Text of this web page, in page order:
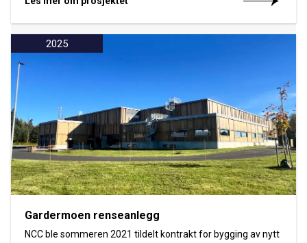
2025
Gardermoen renseanlegg
NCC ble sommeren 2021 tildelt kontrakt for bygging av nytt